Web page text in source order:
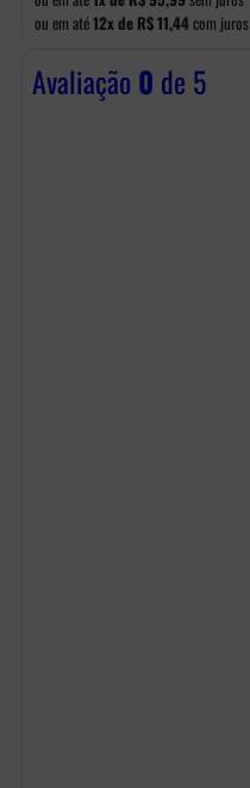
ou em até12x de R$11,44com juros
Avaliação 0 de 5